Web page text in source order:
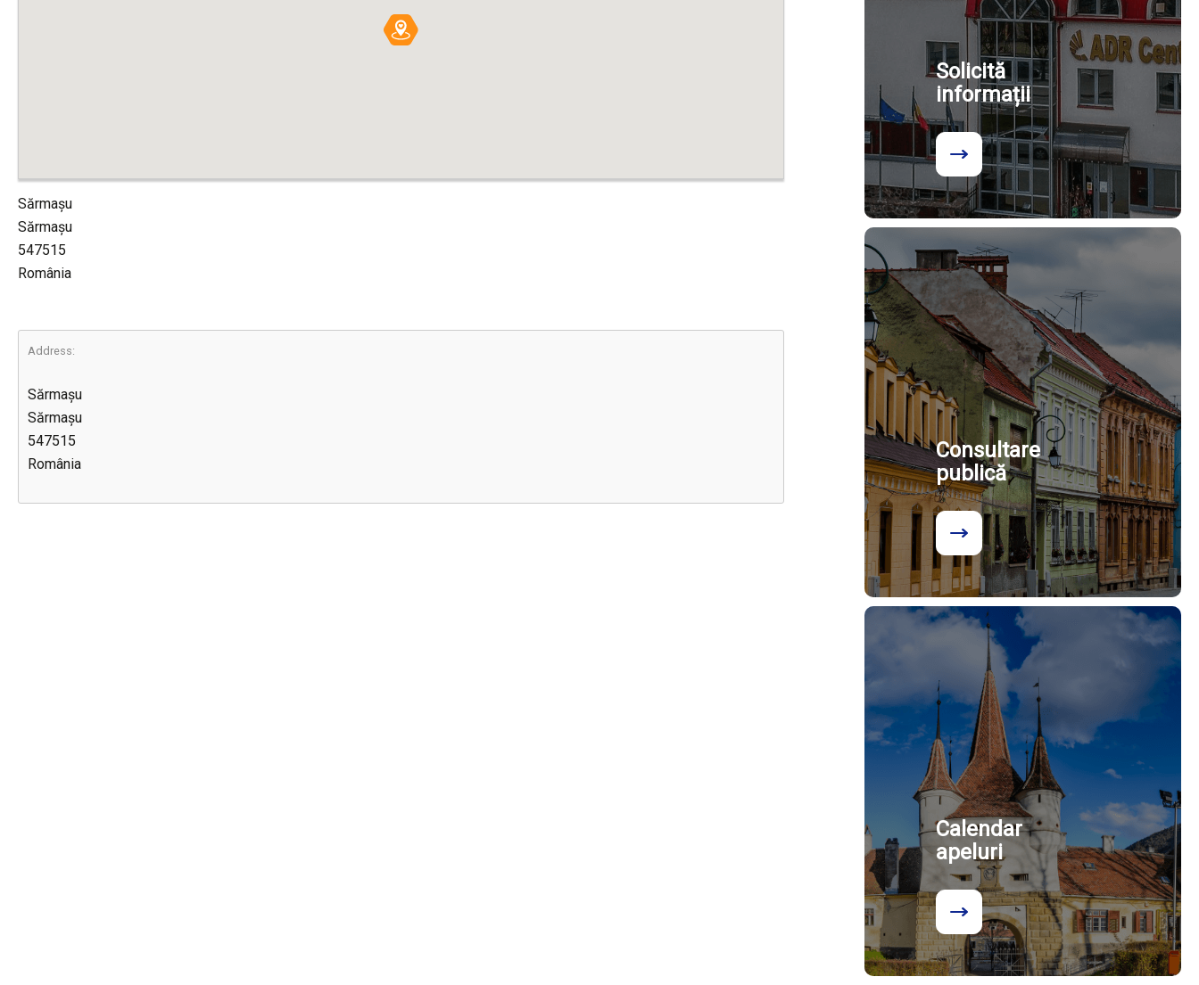
Sărmașu
Sărmașu
547515
România
Address:
Sărmașu
Sărmașu
547515
România
Solicită
informații
Consultare
publică
Calendar
apeluri